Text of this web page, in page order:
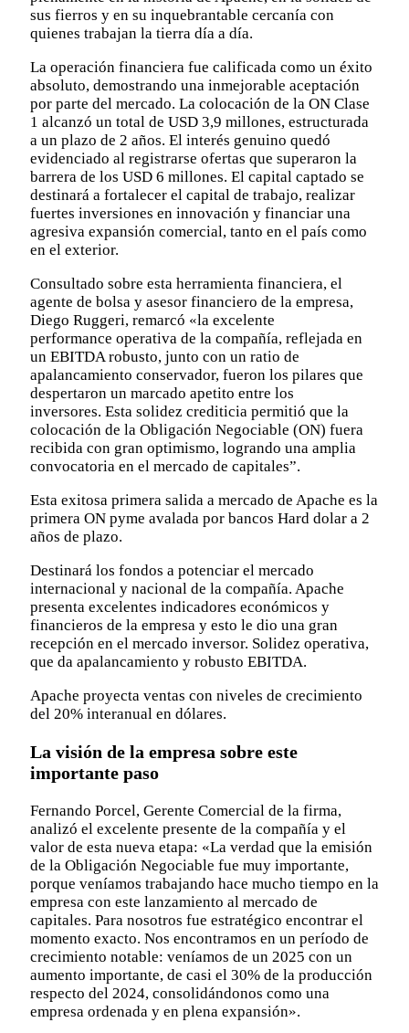
sus fierros y en su inquebrantable cercanía con
quienes trabajan la tierra día a día.
La operación financiera fue calificada como un éxito
absoluto, demostrando una inmejorable aceptación
por parte del mercado. La colocación de la ON Clase
1 alcanzó un total de USD 3,9 millones, estructurada
a un plazo de 2 años. El interés genuino quedó
evidenciado al registrarse ofertas que superaron la
barrera de los USD 6 millones. El capital captado se
destinará a fortalecer el capital de trabajo, realizar
fuertes inversiones en innovación y financiar una
agresiva expansión comercial, tanto en el país como
en el exterior.
Consultado sobre esta herramienta financiera, el
agente de bolsa y asesor financiero de la empresa,
Diego Ruggeri, remarcó «la excelente
performance operativa de la compañía, reflejada en
un EBITDA robusto, junto con un ratio de
apalancamiento conservador, fueron los pilares que
despertaron un marcado apetito entre los
inversores. Esta solidez crediticia permitió que la
colocación de la Obligación Negociable (ON) fuera
recibida con gran optimismo, logrando una amplia
convocatoria en el mercado de capitales”.
Esta exitosa primera salida a mercado de Apache es la
primera ON pyme avalada por bancos Hard dolar a 2
años de plazo.
Destinará los fondos a potenciar el mercado
internacional y nacional de la compañía. Apache
presenta excelentes indicadores económicos y
financieros de la empresa y esto le dio una gran
recepción en el mercado inversor. Solidez operativa,
que da apalancamiento y robusto EBITDA.
Apache proyecta ventas con niveles de crecimiento
del 20% interanual en dólares.
La visión de la empresa sobre este
importante paso
Fernando Porcel, Gerente Comercial de la firma,
analizó el excelente presente de la compañía y el
valor de esta nueva etapa: «La verdad que la emisión
de la Obligación Negociable fue muy importante,
porque veníamos trabajando hace mucho tiempo en la
empresa con este lanzamiento al mercado de
capitales. Para nosotros fue estratégico encontrar el
momento exacto. Nos encontramos en un período de
crecimiento notable: veníamos de un 2025 con un
aumento importante, de casi el 30% de la producción
respecto del 2024, consolidándonos como una
empresa ordenada y en plena expansión».